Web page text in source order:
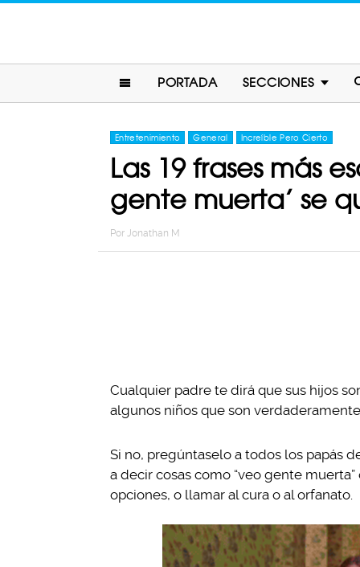
PORTADA SECCIONES
Entretenimiento General Increíble Pero Cierto
Las 19 frases más
gente muerta’ se
Por Jonathan M
Cualquier padre te dirá que sus hijos
algunos niños que son
Si no, pregúntaselo a todos los papás
a decir cosas como “veo gente
opciones, o llamar al cura o al orfanato.